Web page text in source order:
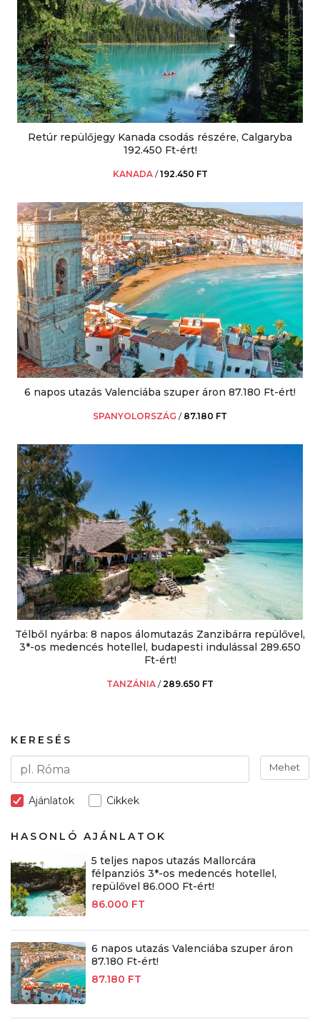
Retúr repülőjegy Kanada csodás részére, Calgaryba
192.450 Ft-ért!
KANADA /192.450 FT
6 napos utazás Valenciába szuper áron 87.180 Ft-ért!
SPANYOLORSZÁG / 87.180 FT
Télből nyárba: 8 napos álomutazás Zanzibárra repülővel,
3*-os medencés hotellel, budapesti indulással 289.650
Ft-ért!
TANZÁNIA /289.650 FT
KERESÉS
Mehet
Ajánlatok Cikkek
HASONLÓ AJÁNLATOK
5 teljes napos utazás Mallorcára
félpanziós 3*-os medencés hotellel,
repülővel 86.000 Ft-ért!
86.000 FT
6 napos utazás Valenciába szuper áron
87.180 Ft-ért!
87.180 FT